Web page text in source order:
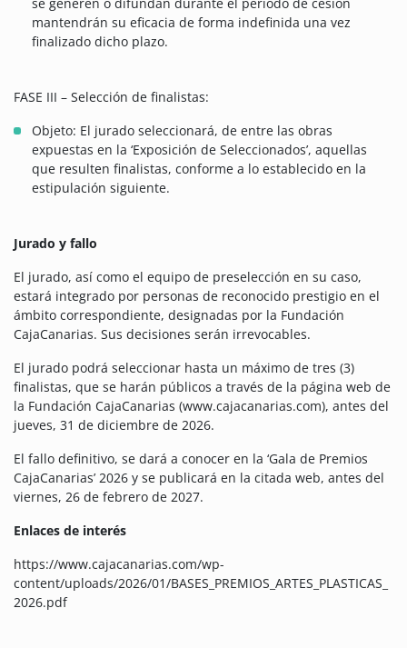
mantendrán su eficacia de forma indefinida una vez
finalizado dicho plazo.
FASE III – Selección de finalistas:
Objeto: El jurado seleccionará, de entre las obras
expuestas en la ‘Exposición de Seleccionados’, aquellas
que resulten finalistas, conforme a lo establecido en la
estipulación siguiente.
Jurado y fallo
El jurado, así como el equipo de preselección en su caso,
estará integrado por personas de reconocido prestigio en el
ámbito correspondiente, designadas por la Fundación
CajaCanarias. Sus decisiones serán irrevocables.
El jurado podrá seleccionar hasta un máximo de tres (3)
finalistas, que se harán públicos a través de la página web de
la Fundación CajaCanarias (www.cajacanarias.com), antes del
jueves, 31 de diciembre de 2026.
El fallo definitivo, se dará a conocer en la ‘Gala de Premios
CajaCanarias’ 2026 y se publicará en la citada web, antes del
viernes, 26 de febrero de 2027.
Enlaces de interés
https://www.cajacanarias.com/wp-
content/uploads/2026/01/BASES_PREMIOS_ARTES_PLASTICAS_
2026.pdf